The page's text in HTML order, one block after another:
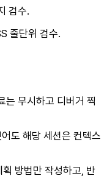
검수.
줄단위 검수.
는 무시하고 디버거 찍
도 해당 세션은 컨텍스
방법만 작성하고, 반